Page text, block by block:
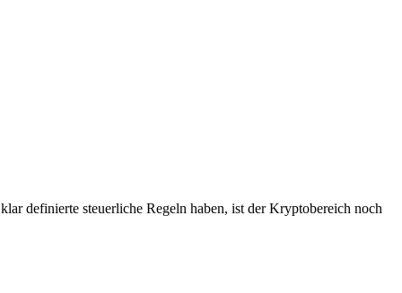
definierte steuerliche Regeln haben, ist der Kryptobereich noch